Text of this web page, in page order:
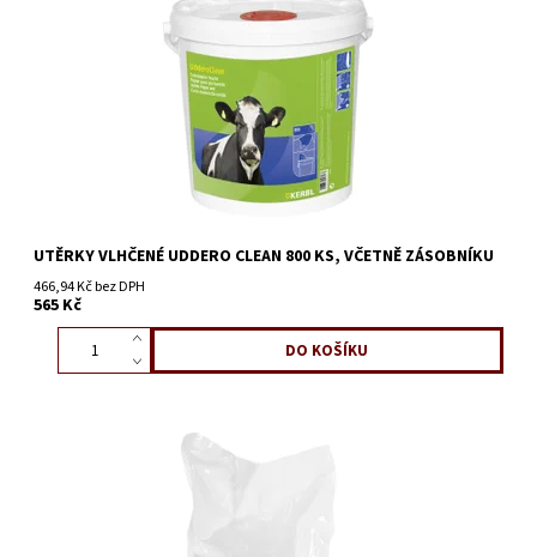
UTĚRKY VLHČENÉ UDDERO CLEAN 800 KS, VČETNĚ ZÁSOBNÍKU
466,94 Kč bez DPH
565 Kč